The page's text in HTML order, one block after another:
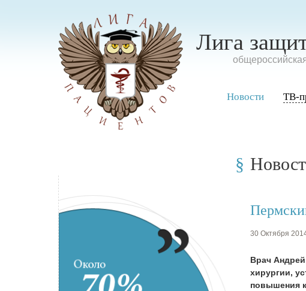
Лига
Новости ТВ-
30 Октября
Врач
хирургии,
повышения